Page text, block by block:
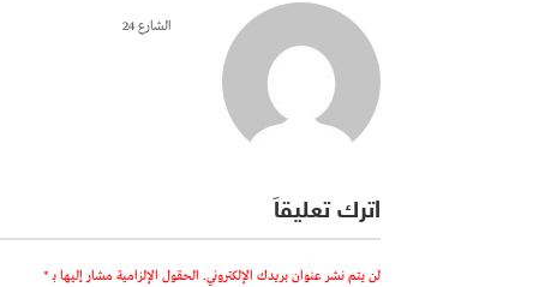
الشارع 24
اترك تعليقاً
لن يتم نشر عنوان بريدك الإلكتروني. الحقول الإلزامية مشار إليها بـ *